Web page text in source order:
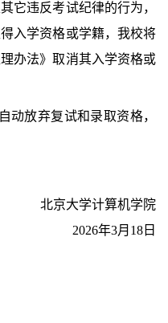
它违反考试纪律的行为，
入学资格或学籍，我校将
办法》取消其入学资格或
动放弃复试和录取资格，
北京大学计算机学院
2026年3月18日